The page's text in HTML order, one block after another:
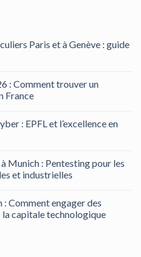
Paris et à Genève : guide
: Comment trouver un
France
: EPFL et l’excellence en
Munich : Pentesting pour les
et industrielles
Comment engager des
la capitale technologique